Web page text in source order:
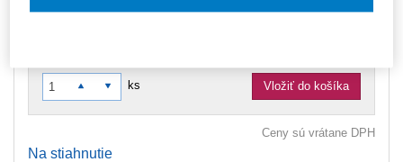
ks Vložiť do košíka
Ceny sú vrátane DPH
Na stiahnutie